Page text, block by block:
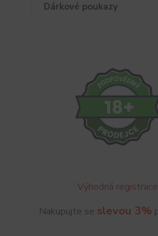
Dárkové poukazy
Výhodná registrace
Nakupujte se slevou 3%